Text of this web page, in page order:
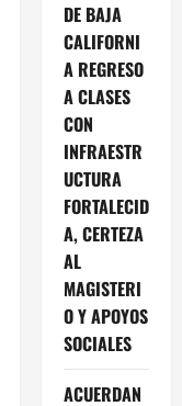
DE BAJA
CALIFORNI
A REGRESO
A CLASES
CON
INFRAESTR
UCTURA
FORTALECID
A, CERTEZA
AL
MAGISTERI
O Y APOYOS
SOCIALES
ACUERDAN